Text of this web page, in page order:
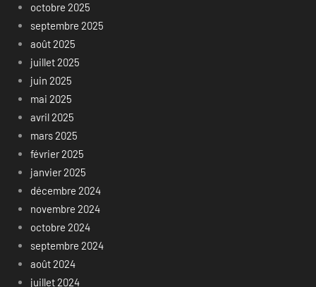
octobre 2025
septembre 2025
août 2025
juillet 2025
juin 2025
mai 2025
avril 2025
mars 2025
février 2025
janvier 2025
décembre 2024
novembre 2024
octobre 2024
septembre 2024
août 2024
juillet 2024